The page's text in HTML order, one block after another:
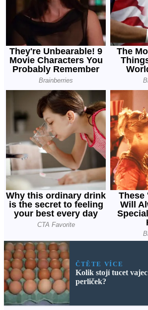
ČTĚTE VÍCE
Kolik stojí tucet vajec
perliček?